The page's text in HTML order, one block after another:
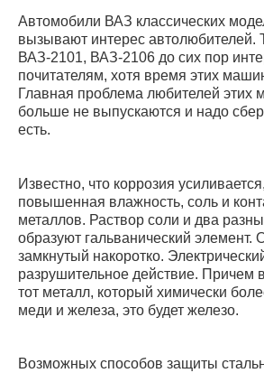
Автомобили ВАЗ классических
вызывают интерес автолюбителей.
ВАЗ-2101, ВАЗ-2106 до сих пор
почитателям, хотя время этих
Главная проблема любителей этих
больше не выпускаются и надо
есть.
Известно, что коррозия
повышенная влажность, соль и
металлов. Раствор соли и два
образуют гальванический элемент.
замкнутый накоротко.
разрушительное действие. Причем
тот металл, который химически
меди и железа, это будет железо.
Возможных способов защиты